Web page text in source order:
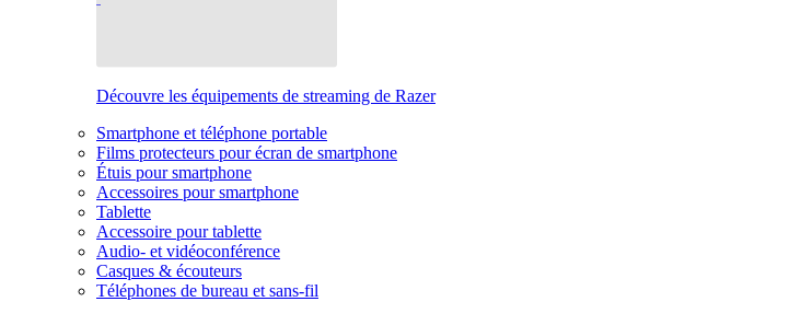
Découvre les équipements de streaming de Razer
Smartphone et téléphone portable
Films protecteurs pour écran de smartphone
Étuis pour smartphone
Accessoires pour smartphone
Tablette
Accessoire pour tablette
Audio- et vidéoconférence
Casques & écouteurs
Téléphones de bureau et sans-fil